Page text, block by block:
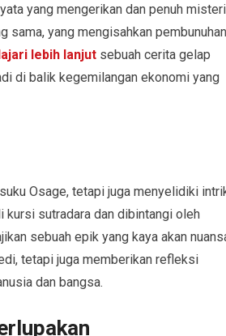
yang mengerikan dan penuh
sama, yang mengisahkan pembunuhan
lebih lanjut sebuah cerita gelap
di balik kegemilangan ekonomi yang
Osage, tetapi juga menyelidiki
sutradara dan dibintangi oleh
sebuah epik yang kaya akan
tetapi juga memberikan refleksi
dan bangsa.